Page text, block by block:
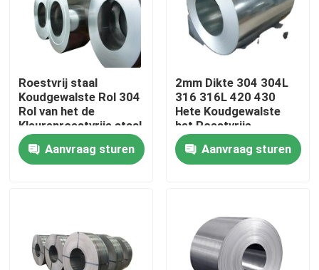
Fabriekstocht
Kwaliteitscontrole
Neem contact met ons op
De Bladen van de roestvrij staalplaat
Roestvrij staal
Koudgewalste Rol 304
Rol van het de
Kleurenroestvrije staal
van 304L 321 de
Opgepoetste
Aanvraag sturen
2mm Dikte 304 304L
316 316L 420 430
Hete Koudgewalste
het Roestvrije
staalrollen van
06cr19ni10
Aanvraag sturen